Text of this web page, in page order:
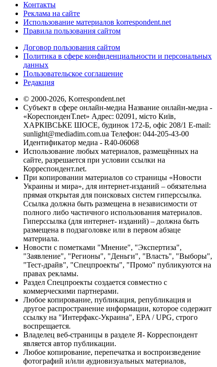
Контакты
Реклама на сайте
Использование материалов korrespondent.net
Правила пользования сайтом
Договор пользования сайтом
Политика в сфере конфиденциальности и персональных
данных
Пользовательское соглашение
Редакция
© 2000-2026, Korrespondent.net
Субъект в сфере онлайн-медиа Название онлайн-медиа -
«КореспонденТ.net» Адрес: 02091, місто Київ,
ХАРКІВСЬКЕ ШОСЕ, будинок 172-Б, офіс 208/1 E-mail:
sunlight@mediadim.com.ua Телефон: 044-205-43-00
Идентификатор медиа - R40-06068
Использование любых материалов, размещённых на
сайте, разрешается при условии ссылки на
Корреспондент.net.
При копировании материалов со страницы «Новости
Украины и мира», для интернет-изданий – обязательна
прямая открытая для поисковых систем гиперссылка.
Ссылка должна быть размещена в независимости от
полного либо частичного использования материалов.
Гиперссылка (для интернет- изданий) – должна быть
размещена в подзаголовке или в первом абзаце
материала.
Новости с пометками "Мнение", "Экспертиза",
"Заявление", "Регионы", "Деньги", "Власть", "Выборы",
"Тест-драйв", "Спецпроекты", "Промо" публикуются на
правах рекламы.
Раздел Спецпроекты создается совместно с
коммерческими партнерами.
Любое копирование, публикация, републикация и
другое распространение информации, которое содержит
ссылку на "Интерфакс-Украина", EPA / UPG, строго
воспрещается.
Владелец веб-страницы в разделе Я- Корреспондент
является автор публикации.
Любое копирование, перепечатка и воспроизведение
фотографий и/или аудиовизуальных материалов,